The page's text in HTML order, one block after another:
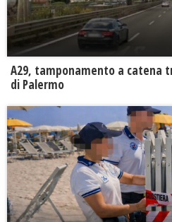
A29, tamponamento a catena
di Palermo